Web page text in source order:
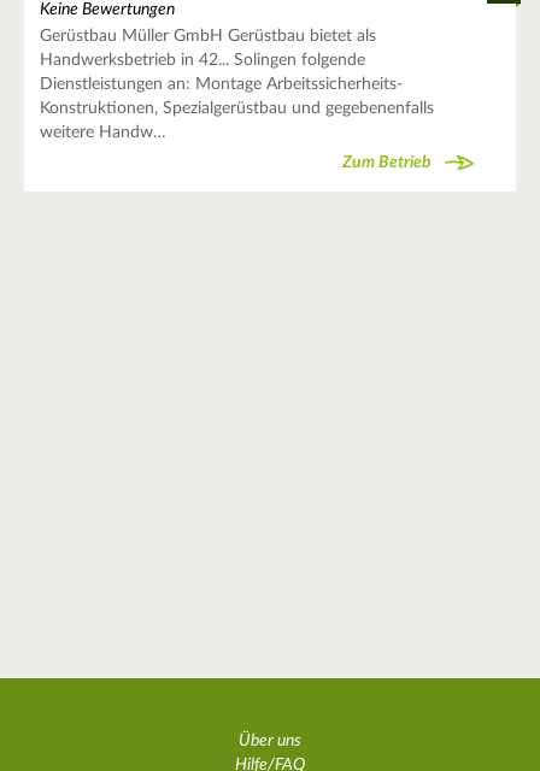
Keine Bewertungen
Gerüstbau Müller GmbH Gerüstbau bietet als
Handwerksbetrieb in 42... Solingen folgende
Dienstleistungen an: Montage Arbeitssicherheits-
Konstruktionen, Spezialgerüstbau und gegebenenfalls
weitere Handw…
Zum Betrieb
Über uns
Hilfe/FAQ